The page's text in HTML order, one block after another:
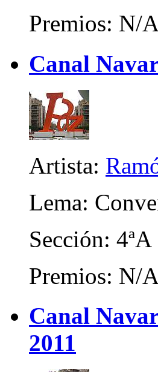
Premios: N/A
Canal
Artista:
Lema:
Sección: 4ªA
Premios: N/A
Canal
2011